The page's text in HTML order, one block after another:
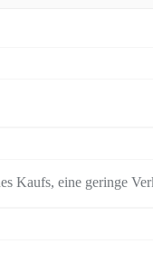
Kaufs, eine geringe